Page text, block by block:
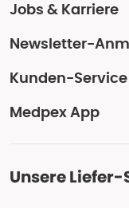
Jobs & Karriere
Newsletter-
Kunden-Service
Medpex App
Unsere